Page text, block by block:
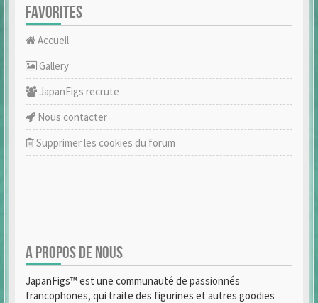
FAVORITES
Accueil
Gallery
JapanFigs recrute
Nous contacter
Supprimer les cookies du forum
A PROPOS DE NOUS
JapanFigs™ est une communauté de passionnés
francophones, qui traite des figurines et autres goodies